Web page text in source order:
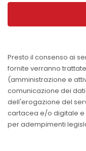
Presto il consenso ai
fornite verranno
(amministrazione e
comunicazione dei
dell'erogazione del
cartacea e/o digitale e
per adempimenti